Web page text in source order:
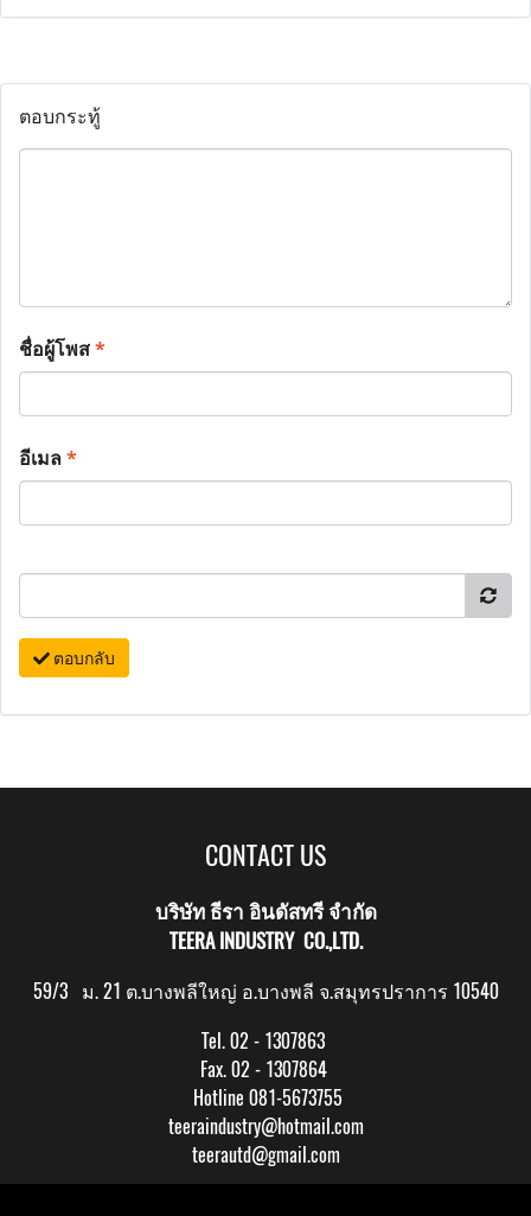
ตอบกระทู้
ชื่อผู้โพส*
อีเมล*
ตอบกลับ
CONTACT US
บริษัท ธีรา อินดัสทรี จำกัด
TEERA INDUSTRY CO.,LTD.
59/3 ม. 21 ต.บางพลีใหญ่ อ.บางพลี จ.สมุทรปราการ 10540
Tel. 02 - 1307863
Fax. 02 - 1307864
Hotline 081-5673755
teeraindustry@hotmail.com
teerautd@gmail.com